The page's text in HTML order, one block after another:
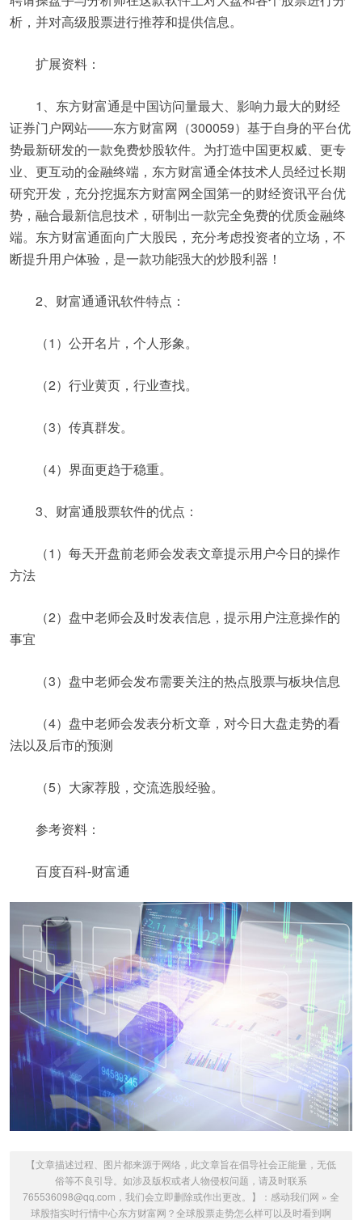
析，并对高级股票进行推荐和提供信息。
扩展资料：
1、东方财富通是中国访问量最大、影响力最大的财经
证券门户网站——东方财富网（300059）基于自身的平台优
势最新研发的一款免费炒股软件。为打造中国更权威、更专
业、更互动的金融终端，东方财富通全体技术人员经过长期
研究开发，充分挖掘东方财富网全国第一的财经资讯平台优
势，融合最新信息技术，研制出一款完全免费的优质金融终
端。东方财富通面向广大股民，充分考虑投资者的立场，不
断提升用户体验，是一款功能强大的炒股利器！
2、财富通通讯软件特点：
（1）公开名片，个人形象。
（2）行业黄页，行业查找。
（3）传真群发。
（4）界面更趋于稳重。
3、财富通股票软件的优点：
（1）每天开盘前老师会发表文章提示用户今日的操作
方法
（2）盘中老师会及时发表信息，提示用户注意操作的
事宜
（3）盘中老师会发布需要关注的热点股票与板块信息
（4）盘中老师会发表分析文章，对今日大盘走势的看
法以及后市的预测
（5）大家荐股，交流选股经验。
参考资料：
百度百科-财富通
【文章描述过程、图片都来源于网络，此文章旨在倡导社会正能量，无低
俗等不良引导。如涉及版权或者人物侵权问题，请及时联系
765536098@qq.com，我们会立即删除或作出更改。】： 感动我们网 » 全
球股指实时行情中心东方财富网？全球股票走势怎么样可以及时看到啊